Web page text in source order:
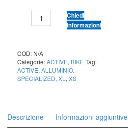
SPECIALIZED
SIRRUS
quantità
Chiedi
Informazioni
COD: N/A
Categorie:ACTIVE, BIKE Tag:
ACTIVE, ALLUMINIO,
SPECIALIZED, XL , XS
Descrizione Informazioni aggiuntive